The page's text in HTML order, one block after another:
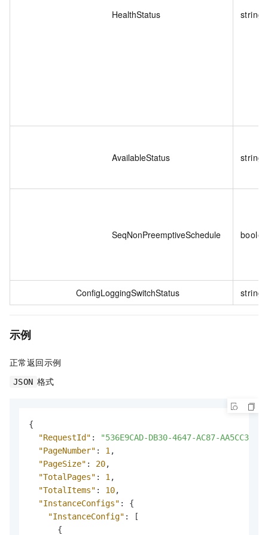
HealthStatus string
AvailableStatus string
SeqNonPreemptiveSchedule
ConfigLoggingSwitchStatus string
示例
正常返回示例
JSON 格式
{
"RequestId" :
"536E9CAD-DB30-4647-AC87-
"PageNumber" : 1 ,
"PageSize" : 20,
"TotalPages" : 1 ,
"TotalItems" : 10,
"InstanceConfigs" :
{
"InstanceConfig" :
[
{